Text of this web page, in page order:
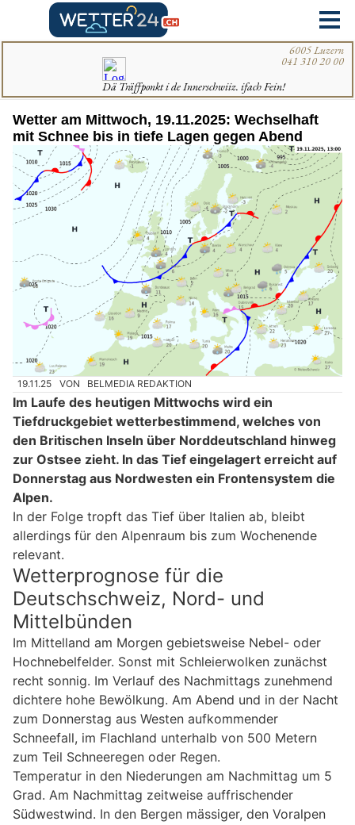
Wetter am Mittwoch, 19.11.2025: Wechselhaft
mit Schnee bis in tiefe Lagen gegen Abend
19.11.25 VON BELMEDIA REDAKTION
Im Laufe des heutigen Mittwochs wird ein
Tiefdruckgebiet wetterbestimmend, welches von
den Britischen Inseln über Norddeutschland hinweg
zur Ostsee zieht. In das Tief eingelagert erreicht auf
Donnerstag aus Nordwesten ein Frontensystem die
Alpen.
In der Folge tropft das Tief über Italien ab, bleibt
allerdings für den Alpenraum bis zum Wochenende
relevant.
Wetterprognose für die
Deutschschweiz, Nord- und
Mittelbünden
Im Mittelland am Morgen gebietsweise Nebel- oder
Hochnebelfelder. Sonst mit Schleierwolken zunächst
recht sonnig. Im Verlauf des Nachmittags zunehmend
dichtere hohe Bewölkung. Am Abend und in der Nacht
zum Donnerstag aus Westen aufkommender
Schneefall, im Flachland unterhalb von 500 Metern
zum Teil Schneeregen oder Regen.
Temperatur in den Niederungen am Nachmittag um 5
Grad. Am Nachmittag zeitweise auffrischender
Südwestwind. In den Bergen mässiger, den Voralpen